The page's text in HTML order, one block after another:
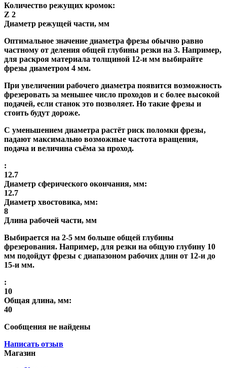
Количество режущих кромок:
Z 2
Диаметр режущей части, мм
Оптимальное значение диаметра фрезы обычно равно
частному от деления общей глубины резки на 3. Например,
для раскроя материала толщиной 12-и мм выбирайте
фрезы диаметром 4 мм.
При увеличении рабочего диаметра появится возможность
фрезеровать за меньшее число проходов и с более высокой
подачей, если станок это позволяет. Но такие фрезы и
стоить будут дороже.
С уменьшением диаметра растёт риск поломки фрезы,
падают максимально возможные частота вращения,
подача и величина съёма за проход.
:
12.7
Диаметр сферического окончания, мм:
12.7
Диаметр хвостовика, мм:
8
Длина рабочей части, мм
Выбирается на 2-5 мм больше общей глубины
фрезерования. Например, для резки на общую глубину 10
мм подойдут фрезы с диапазоном рабочих длин от 12-и до
15-и мм.
:
10
Общая длина, мм:
40
Сообщения не найдены
Написать отзыв
Магазин